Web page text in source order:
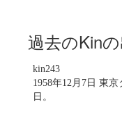
過去のKin
kin243
1958年12月7日 東
日。